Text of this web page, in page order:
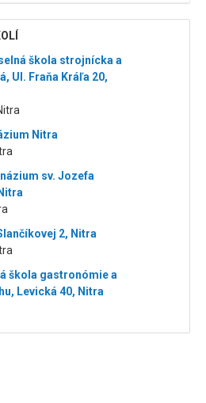
škola strojnícka a
Ul. Fraňa Kráľa 20,
Nitra
sv. Jozefa
2, Nitra
škola gastronómie a
Levická 40, Nitra